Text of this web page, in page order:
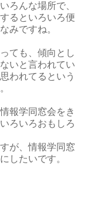
ろんな場所で、
るといろいろ便
みですね。
ても、傾向とし
いと言われてい
われてるという
報学同窓会をき
ろいろおもしろ
が、情報学同窓
したいです。